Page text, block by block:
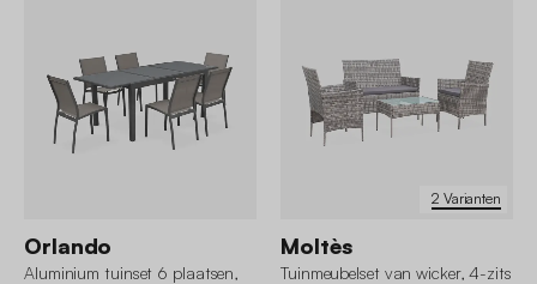
Orlando
Aluminium tuinset 6 plaatsen,
2 Varianten
Moltès
Tuinmeubelset van wicker, 4-zits